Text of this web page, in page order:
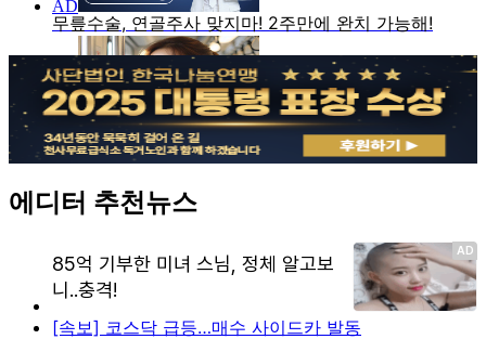
에디터 추천뉴스
[속보] 코스닥 급등…매수 사이드카 발동